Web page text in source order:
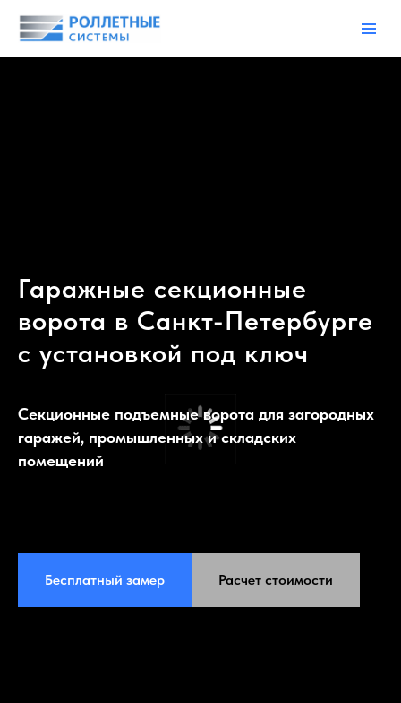
Гаражные секционные
ворота в Санкт-Петербурге
с установкой под ключ
Секционные подъемные ворота для загородных
гаражей, промышленных и складских
помещений
Бесплатный замер Расчет стоимости